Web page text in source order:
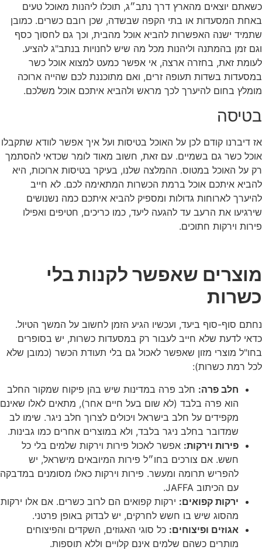
כשאתם יוצאים מהארץ דרך נתב״ג, תוכלו ליהנות מאוכל טעים
באחת המסעדות או בתי הקפה שבשדה, שכן רובם כשרים. כמובן
שתמיד ישנה האפשרות להביא אוכל מהבית, וכך גם לחסוך כסף
וגם זמן בהמתנה וליהנות מכל מה שיש לחנויות בנתב"ג להציע.
לעומת זאת, בחזרה ארצה, אי אפשר כמעט למצוא אוכל כשר
במסעדות בשדות תעופה זרים, ואם מתוכננת לכם שהייה ארוכה
מומלץ בחום להיערך לכך מראש ולהביא איתכם אוכל משלכם.
בטיסה
אז דיברנו קודם לכן על האוכל בטיסות ועל איך אפשר לוודא שתקבלו
אוכל כשר גם בשמיים. עם זאת, חשוב מאוד לומר שכדאי להסתמך
רק על האוכל במטוס. ההמלצה שלנו, בעיקר בטיסות ארוכות, היא
להביא איתכם אוכל ברמת הכשרות המתאימה לכם. לא חייב
להיערך לארוחות גדולות ומספיק להביא איתכם כמה נשנושים
שירגיעו את הרעב עד להגעה ליעד, כמו כריכים, חטיפים ואפילו
פירות וירקות חתוכים.
מוצרים שאפשר לקנות בלי
כשרות
נחתם סוף-סוף ביעד, ועכשיו הגיע הזמן לחשוב על המשך הטיול.
כדאי לדעת שלא חייב לעבור רק במסעדות כשרות, יש בסופרים
בחו"ל מוצרי מזון שאפשר לאכול גם בלי תעודת הכשר (כמובן שלא
לכל רמת כשרות):
חלב פרה: חלב פרה במדינות שיש בהן פיקוח שמקור החלב
הוא פרה בלבד (לא שום בעל חיים אחר), מתאים לאלו שאינם
מקפידים על חלב בישראל ויכולים לצרוך חלב ניגר. שימו לב
שמדובר בחלב ניגר בלבד, ולא במוצרים אחרים כמו גבינות.
פירות וירקות: אפשר לאכול פירות וירקות שלמים בלי כל
חשש. אם צורכים בחו״ל פירות המיובאים מישראל, יש
להפריש תרומה ומעשר. פירות וירקות כאלו מסומנים במדבקה
עם הכיתוב JAFFA.
ירקות קפואים: ירקות קפואים הם לרוב כשרים. אם אלו ירקות
מהסוג שיש בו חשש לחרקים, יש לבדוק באופן פרטני.
אגוזים ופיצוחים: כל סוגי האגוזים, השקדים והפיצוחים
מותרים כשהם שלמים אינם קלויים וללא תוספות.